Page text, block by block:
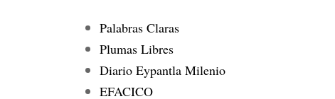
Palabras Claras
Plumas Libres
Diario Eypantla Milenio
EFACICO